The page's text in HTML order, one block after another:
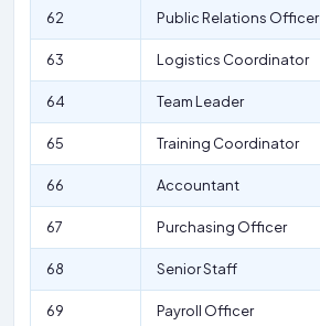
62 Public Relations Officer
63 Logistics Coordinator
64 Team Leader
65 Training Coordinator
66 Accountant
67 Purchasing Officer
68 Senior Staff
69 Payroll Officer